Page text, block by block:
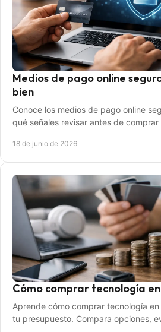
Medios de pago online
bien
Conoce los medios de pago online
qué señales revisar antes de
18 de junio de 2026
Cómo comprar tecnología
Aprende cómo comprar tecnología
tu presupuesto. Compara opciones,